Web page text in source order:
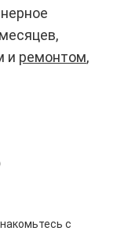
и ремонтом,
с